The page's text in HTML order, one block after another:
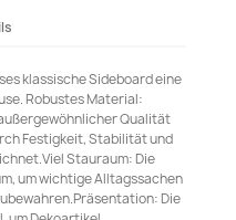
klassische Sideboard eine
Robustes Material:
Qualität
Festigkeit, Stabilität und
Stauraum: Die
um wichtige Alltagssachen
Die